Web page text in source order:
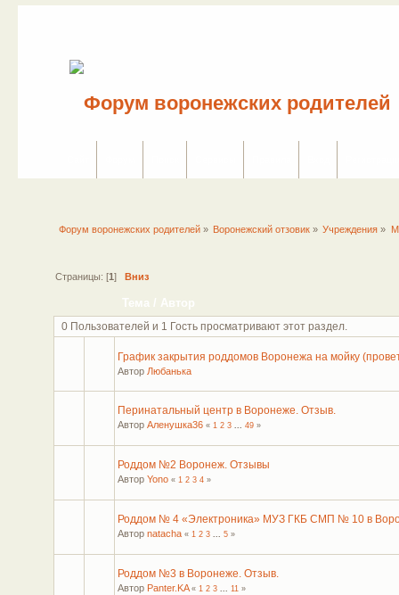
Форум воронежских родителей» Воронежский отзовик » Учреждения »
Страницы: [1 ] Вниз
Тема/ Автор
0 Пользователей и 1 Гость просматривают этот раздел.
График закрытия роддомов Воронежа на мойку
Автор Любанька
Перинатальный центр в Воронеже. Отзыв.
Автор Аленушка36 « 1 2 3 ... 49»
Роддом №2 Воронеж. Отзывы
Автор Yono « 1 2 3 4»
Роддом № 4 «Электроника» МУЗ ГКБ СМП № 10 в
Автор natacha « 1 2 3 ... 5»
Роддом №3 в Воронеже. Отзыв.
Автор Panter.KA « 1 2 3 ... 11»